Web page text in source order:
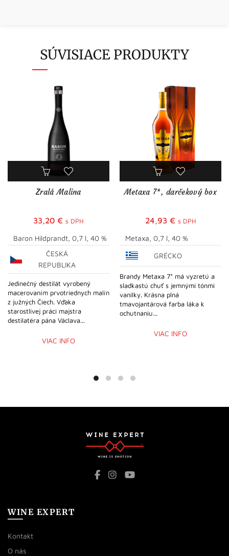
SÚVISIACE PRODUKTY
Zralá Malina
33,20 € s DPH
Baron Hildprandt, 0,7 l, 40 %
ČESKÁ
REPUBLIKA
Jedinečný destilát vyrobený
macerovaním prvotriednych malín
z južných Čiech. Vďaka
starostlivej práci majstra
destilatéra pána Václava...
VIAC INFO
Metaxa 7*, darčekový box
24,93 € s DPH
Metaxa, 0,7 l, 40 %
GRÉCKO
Brandy Metaxa 7* má vyzretú a
sladkastú chuť s jemnými tónmi
vanilky. Krásna plná
tmavojantárová farba láka k
ochutnaniu...
VIAC INFO
WINE EXPERT
Kontakt
O nás